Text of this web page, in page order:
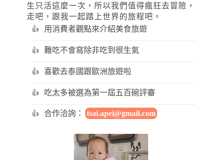
生只活這麼一次，所以我們值得瘋狂去冒險，
走吧，跟我一起踏上世界的旅程吧。
用消費者觀點來介紹美食旅遊
難吃不會寫除非吃到很生氣
喜歡去泰國跟歐洲旅遊啦
吃太多被選為第一屆五百碗評審
合作洽詢： tsai.apei@gmail.com